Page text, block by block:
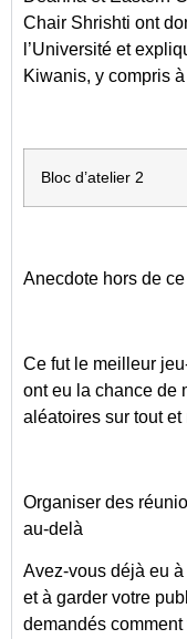
Chair Shrishti ont
l’Université et
Kiwanis, y compris
Bloc d’atelier 2
Anecdote hors de
Ce fut le meilleur
ont eu la chance de
aléatoires sur tout et
Organiser des
au-delà
Avez-vous déjà eu
et à garder votre
demandés